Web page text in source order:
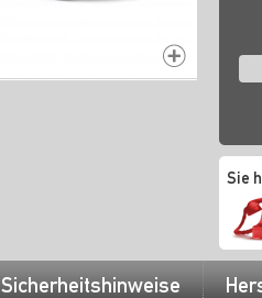
Sie
Sicherheitshinweise